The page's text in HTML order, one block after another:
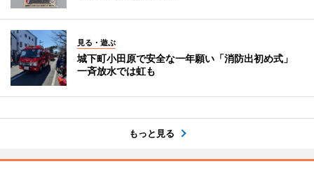
見る・遊ぶ
城下町小田原で安全な一年願い「消防出初め式」
一斉放水では虹も
もっと見る